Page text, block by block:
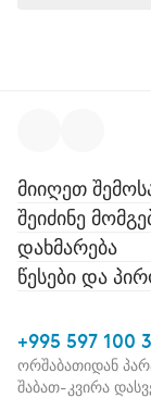
მიიღეთ
შეიძინე
დახმარება
წესები და
+995 597 100
ორშაბათიდან
შაბათ-კვირა